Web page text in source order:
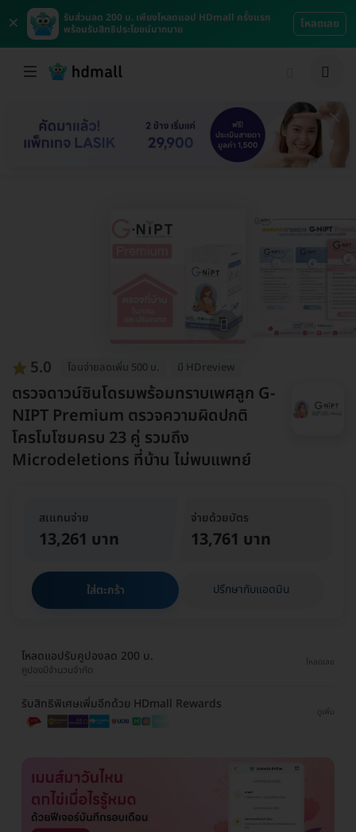
×
รับส่วนลด 200 บ. เพียงโหลดแอป HDmall ครั้งแรก
พร้อมรับสิทธิประโยชน์มากมาย
โหลดเลย
5.0 โอนจ่ายลดเพิ่ม 500 บ. มี HDreview
ตรวจดาวน์ซินโดรมพร้อมทราบเพศลูก G-
NIPT Premium ตรวจความผิดปกติ
โครโมโซมครบ 23 คู่ รวมถึง
Microdeletions ที่บ้าน ไม่พบแพทย์
จ่ายด้วยบัตร
13,761 บาท
สเแกนจ่าย
13,261 บาท
ใส่ตะกร้า ปรึกษากับแอดมิน
โหลดแอปรับคูปองลด 200 บ.
คูปองมีจำนวนจำกัด
โหลดเลย
รับสิทธิพิเศษเพิ่มอีกด้วย HDmall Rewards
ดูเพิ่ม